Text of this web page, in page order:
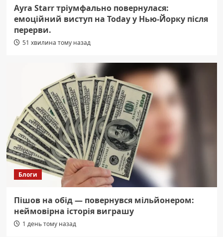
Ayra Starr тріумфально повернулася:
емоційний виступ на Today у Нью-Йорку після
перерви.
51 хвилина тому назад
Блоги
Пішов на обід — повернувся мільйонером:
неймовірна історія виграшу
1 день тому назад